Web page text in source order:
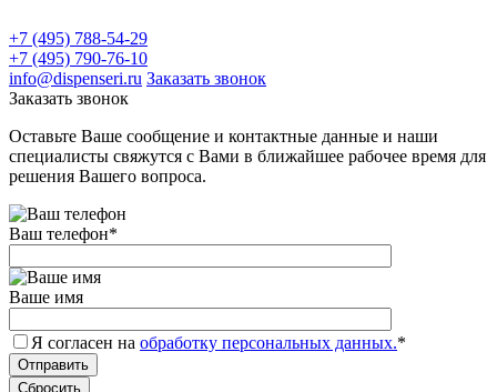
+7 (495) 788-54-29
+7 (495) 790-76-10
info@dispenseri.ru Заказать звонок
Заказать звонок
Оставьте Ваше сообщение и контактные данные и наши
специалисты свяжутся с Вами в ближайшее рабочее время для
решения Вашего вопроса.
Ваш телефон*
Ваше имя
Я согласен на обработку персональных данных.*